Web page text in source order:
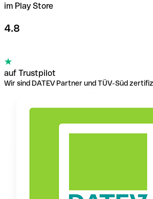
im Play Store
4.8
auf Trustpilot
Wir sind DATEV Partner und TÜV-Süd